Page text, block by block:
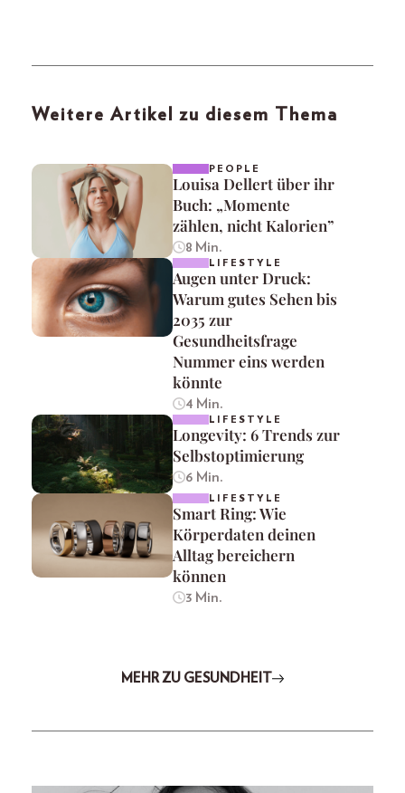
Weitere Artikel zu diesem Thema
PEOPLE
Louisa Dellert über ihr
Buch: „Momente
zählen, nicht Kalorien”
8 Min.
LIFESTYLE
Augen unter Druck:
Warum gutes Sehen bis
2035 zur
Gesundheitsfrage
Nummer eins werden
könnte
4 Min.
LIFESTYLE
Longevity: 6 Trends zur
Selbstoptimierung
6 Min.
LIFESTYLE
Smart Ring: Wie
Körperdaten deinen
Alltag bereichern
können
3 Min.
MEHR ZU GESUNDHEIT